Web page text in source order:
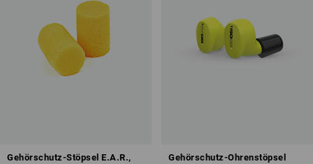
Gehörschutz-Stöpsel E.A.R.,
Gehörschutz-Ohrenstöpsel